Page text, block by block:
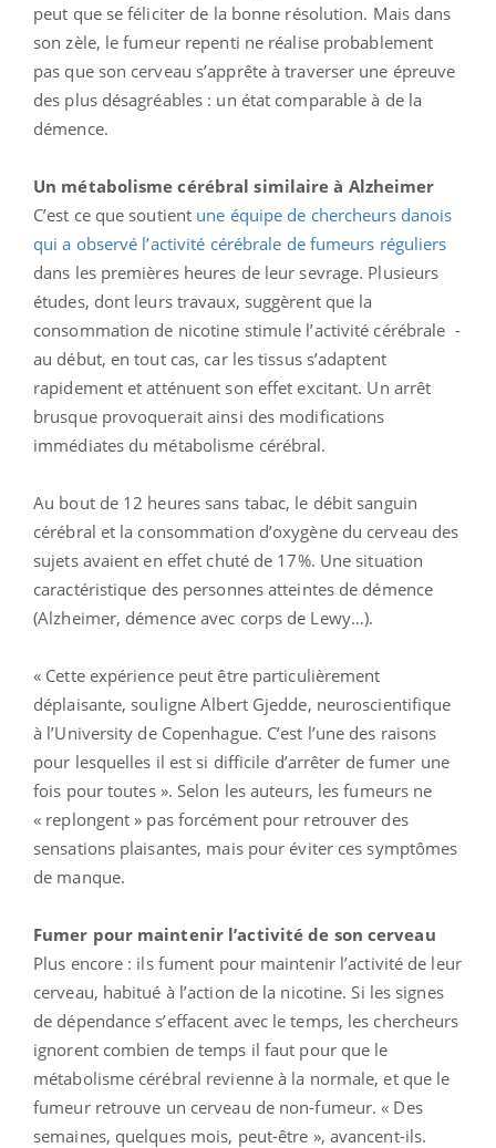
peut que se féliciter de la bonne résolution. Mais dans
son zèle, le fumeur repenti ne réalise probablement
pas que son cerveau s’apprête à traverser une épreuve
des plus désagréables : un état comparable à de la
démence.
Un métabolisme cérébral similaire à Alzheimer
C’est ce que soutient une équipe de chercheurs danois
qui a observé l’activité cérébrale de fumeurs réguliers
dans les premières heures de leur sevrage. Plusieurs
études, dont leurs travaux, suggèrent que la
consommation de nicotine stimule l’activité cérébrale -
au début, en tout cas, car les tissus s’adaptent
rapidement et atténuent son effet excitant. Un arrêt
brusque provoquerait ainsi des modifications
immédiates du métabolisme cérébral.
Au bout de 12 heures sans tabac, le débit sanguin
cérébral et la consommation d’oxygène du cerveau des
sujets avaient en effet chuté de 17%. Une situation
caractéristique des personnes atteintes de démence
(Alzheimer, démence avec corps de Lewy…).
« Cette expérience peut être particulièrement
déplaisante, souligne Albert Gjedde, neuroscientifique
à l’University de Copenhague. C’est l’une des raisons
pour lesquelles il est si difficile d’arrêter de fumer une
fois pour toutes ». Selon les auteurs, les fumeurs ne
« replongent » pas forcément pour retrouver des
sensations plaisantes, mais pour éviter ces symptômes
de manque.
Fumer pour maintenir l’activité de son cerveau
Plus encore : ils fument pour maintenir l’activité de leur
cerveau, habitué à l’action de la nicotine. Si les signes
de dépendance s’effacent avec le temps, les chercheurs
ignorent combien de temps il faut pour que le
métabolisme cérébral revienne à la normale, et que le
fumeur retrouve un cerveau de non-fumeur. « Des
semaines, quelques mois, peut-être », avancent-ils.